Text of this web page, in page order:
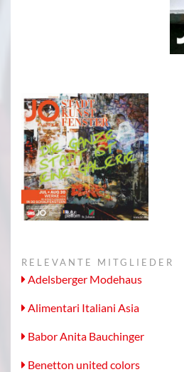
RELEVANTE MITGLIEDER
Adelsberger Modehaus
Alimentari Italiani Asia
Babor Anita Bauchinger
Benetton united colors